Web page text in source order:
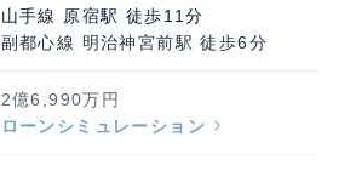
山手線 原宿駅 徒歩11分
副都心線 明治神宮前駅 徒歩6分
2億6,990万円
ローンシミュレーション